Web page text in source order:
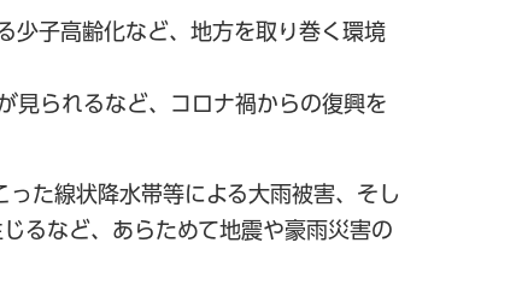
少子高齢化など、地方を取り巻く環境
見られるなど、コロナ禍からの復興を
た線状降水帯等による大雨被害、そし
るなど、あらためて地震や豪雨災害の